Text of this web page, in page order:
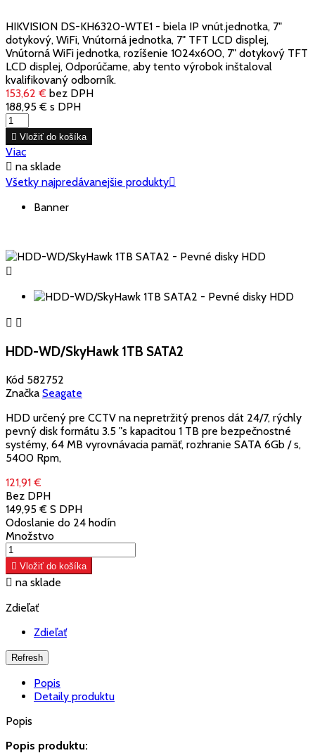
HIKVISION DS-KH6320-WTE1 - biela IP vnút.jednotka, 7"
dotykový, WiFi, Vnútorná jednotka, 7" TFT LCD displej,
Vnútorná WiFi jednotka, rozíšenie 1024x600, 7" dotykový TFT
LCD displej, Odporúčame, aby tento výrobok inštaloval
kvalifikovaný odborník.
153,62 € bez DPH
188,95 € s DPH
 Vložiť do košíka
Viac
 na sklade
Všetky najpredávanejšie produkty
Banner

 
HDD-WD/SkyHawk 1TB SATA2
Kód 582752
Značka Seagate
HDD určený pre CCTV na nepretržitý prenos dát 24/7, rýchly
pevný disk formátu 3.5 "s kapacitou 1 TB pre bezpečnostné
systémy, 64 MB vyrovnávacia pamäť, rozhranie SATA 6Gb / s,
5400 Rpm,
121,91 €
Bez DPH
149,95 € S DPH
Odoslanie do 24 hodín
Množstvo
 Vložiť do košíka
 na sklade
Zdieľať
Zdieľať
Popis
Detaily produktu
Popis
Popis produktu: